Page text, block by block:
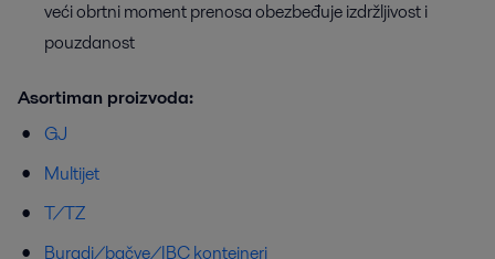
veći obrtni moment prenosa obezbeđuje izdržljivost i
pouzdanost
Asortiman proizvoda:
GJ
Multijet
T/TZ
Buradi/bačve/IBC kontejneri